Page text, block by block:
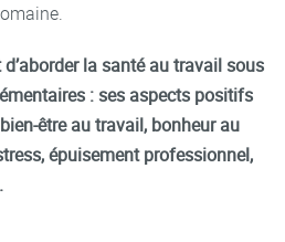
d’aborder la santé au travail sous
: ses aspects positifs
être au travail, bonheur au
épuisement professionnel,